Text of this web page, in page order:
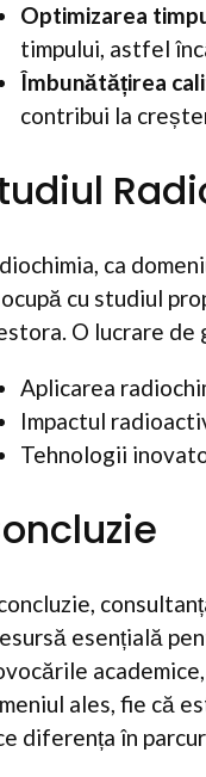
Optimizarea
timpului, astfel
Îmbunătățirea
contribui la
ca
cu studiul
O lucrare de
Aplicarea
Impactul
Tehnologii
esențială
ales, fie că
diferența în